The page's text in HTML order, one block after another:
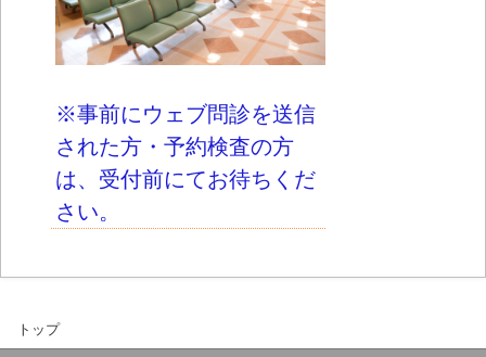
※事前にウェブ問診を送信
された方・予約検査の方
は、受付前にてお待ちくだ
さい。
トップ